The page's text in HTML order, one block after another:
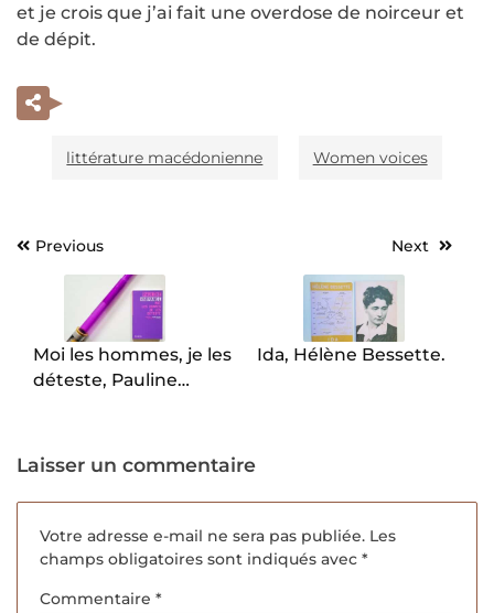
et je crois que j’ai fait une overdose de noirceur et
de dépit.
littérature macédonienne Women voices
Navigation
l’article
Previous
Moi les hommes, je les
déteste, Pauline
Next
Ida, Hélène Bessette.
Laisser un commentaire
Votre adresse e-mail ne sera pas publiée. Les
champs obligatoires sont indiqués avec *
Commentaire *